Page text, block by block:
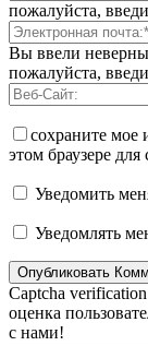
пожалуйста,
Вы ввели
пожалуйста,
сохраните мое
этом браузере
Уведомить
Уведомлять
Captcha
оценка
с нами!